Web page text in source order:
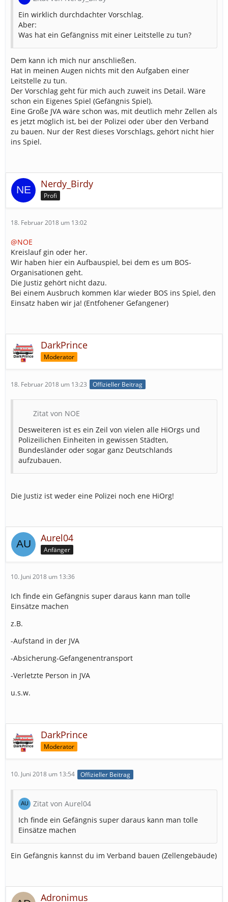
Ein wirklich durchdachter Vorschlag.
Aber:
Was hat ein Gefängniss mit einer Leitstelle zu tun?
Dem kann ich mich nur anschließen.
Hat in meinen Augen nichts mit den Aufgaben einer
Leitstelle zu tun.
Der Vorschlag geht für mich auch zuweit ins Detail. Wäre
schon ein Eigenes Spiel (Gefängnis Spiel).
Eine Große JVA wäre schon was, mit deutlich mehr Zellen als
es jetzt möglich ist, bei der Polizei oder über den Verband
zu bauen. Nur der Rest dieses Vorschlags, gehört nicht hier
ins Spiel.
Nerdy_Birdy
Profi
18. Februar 2018 um 13:02
@NOE
Kreislauf gin oder her.
Wir haben hier ein Aufbauspiel, bei dem es um BOS-
Organisationen geht.
Die Justiz gehört nicht dazu.
Bei einem Ausbruch kommen klar wieder BOS ins Spiel, den
Einsatz haben wir ja! (Entfohener Gefangener)
DarkPrince
Moderator
18. Februar 2018 um 13:23 Offizieller Beitrag
Zitat von NOE
Desweiteren ist es ein Zeil von vielen alle HiOrgs und
Polizeilichen Einheiten in gewissen Städten,
Bundesländer oder sogar ganz Deutschlands
aufzubauen.
Die Justiz ist weder eine Polizei noch ene HiOrg!
Aurel04
Anfänger
10. Juni 2018 um 13:36
Ich finde ein Gefängnis super daraus kann man tolle
Einsätze machen
z.B.
-Aufstand in der JVA
-Absicherung-Gefangenentransport
-Verletzte Person in JVA
u.s.w.
DarkPrince
Moderator
10. Juni 2018 um 13:54 Offizieller Beitrag
Zitat von Aurel04
Ich finde ein Gefängnis super daraus kann man tolle
Einsätze machen
Ein Gefängnis kannst du im Verband bauen (Zellengebäude)
Adronimus